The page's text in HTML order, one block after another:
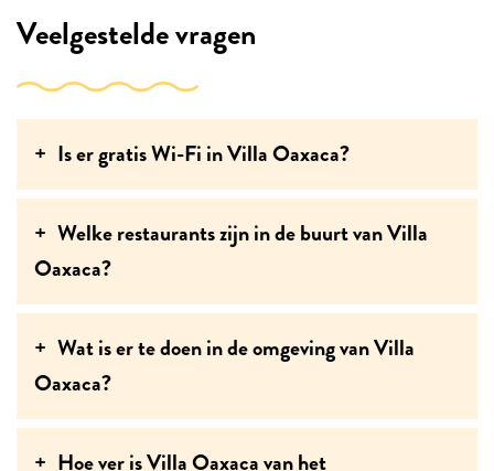
Veelgestelde vragen
Is er gratis Wi-Fi in Villa Oaxaca?
Welke restaurants zijn in de buurt van Villa
Oaxaca?
Wat is er te doen in de omgeving van Villa
Oaxaca?
Hoe ver is Villa Oaxaca van het